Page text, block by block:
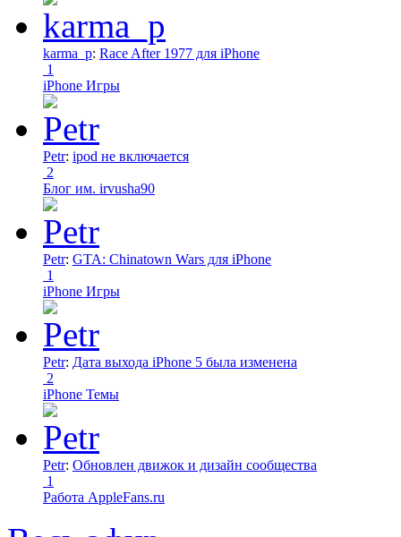
karma_p: Race After 1977 для iPhone
1
iPhone Игры
Petr: ipod не включается
2
Блог им. irvusha90
Petr: GTA: Chinatown Wars для iPhone
1
iPhone Игры
Petr: Дата выхода iPhone 5 была изменена
2
iPhone Темы
Petr: Обновлен движок и дизайн сообщества
1
Работа AppleFans.ru